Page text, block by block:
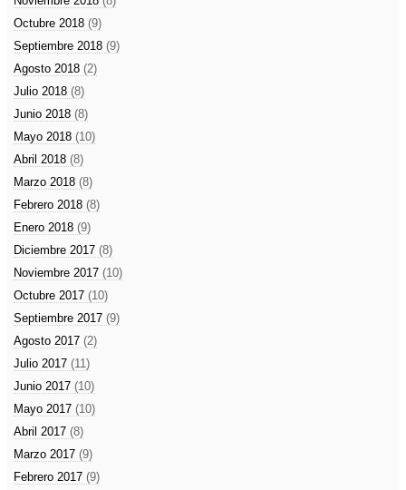
Octubre 2018 (9)
Septiembre 2018 (9)
Agosto 2018 (2)
Julio 2018 (8)
Junio 2018 (8)
Mayo 2018 (10)
Abril 2018 (8)
Marzo 2018 (8)
Febrero 2018 (8)
Enero 2018 (9)
Diciembre 2017 (8)
Noviembre 2017 (10)
Octubre 2017 (10)
Septiembre 2017 (9)
Agosto 2017 (2)
Julio 2017 (11)
Junio 2017 (10)
Mayo 2017 (10)
Abril 2017 (8)
Marzo 2017 (9)
Febrero 2017 (9)